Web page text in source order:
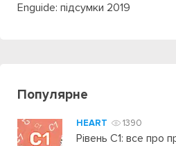
Enguide: підсумки 2019
Популярне
HEART 1390
Рівень C1: все про